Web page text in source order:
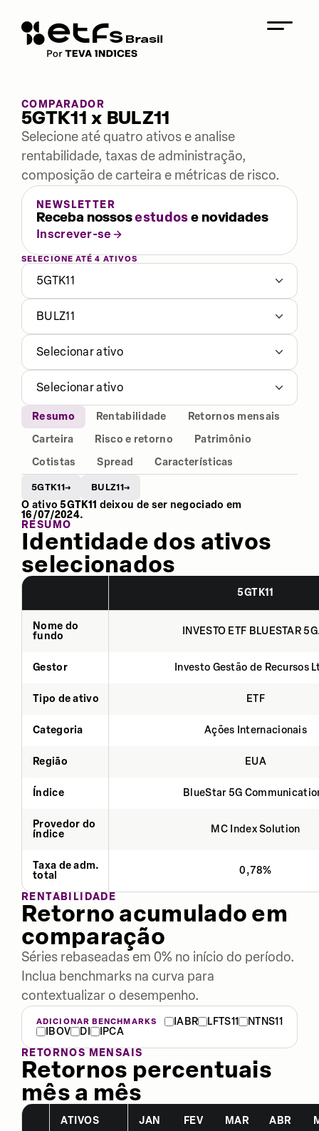
COMPARADOR
5GTK11 x BULZ11
Selecione até quatro ativos e analise
rentabilidade, taxas de administração,
composição de carteira e métricas de risco.
NEWSLETTER
Receba nossosestudose novidades
Inscrever-se
SELECIONE ATÉ 4 ATIVOS
5GTK11
BULZ11
Selecionar ativo
Selecionar ativo
Resumo Rentabilidade
Retornos mensais
Carteira
Risco e retorno
Patrimônio
Cotistas
Spread Características
5GTK11→ BULZ11→
O ativo5GTK11 deixou de ser negociado em
16/07/2024.
RESUMO
Identidade dos ativos
selecionados
5GTK11
Nome do
fundo
INVESTO ETF BLUESTAR
Gestor Investo Gestão de Recursos
Tipo de ativo ETF
Categoria Ações Internacionais
Região EUA
Índice BlueStar 5G
Provedor do
índice
MC Index Solution
Taxa de adm.
total
0,78%
RENTABILIDADE
Retorno acumulado em
comparação
Séries rebaseadas em 0% no início do período.
Inclua benchmarks na curva para
contextualizar o desempenho.
ADICIONAR BENCHMARKS IABR LFTS11
NTNS11
IBOV
DI
IPCA
RETORNOS MENSAIS
Retornos percentuais
mês a mês
ATIVOS JAN FEV MAR ABR